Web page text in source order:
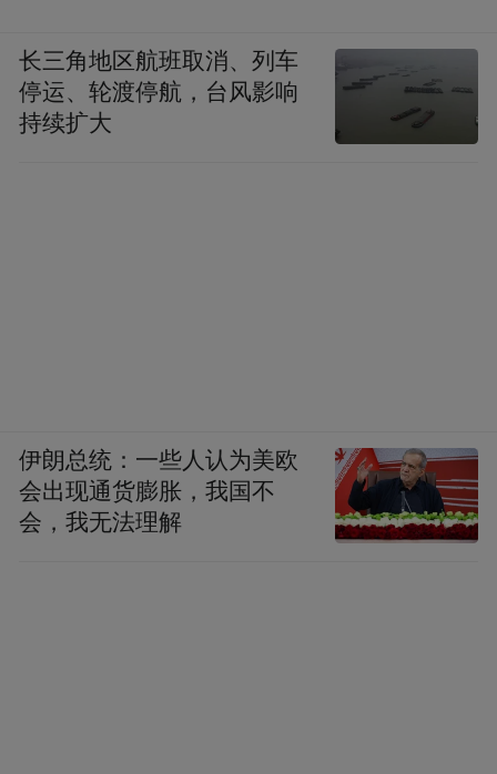
长三角地区航班取消、列车
停运、轮渡停航，台风影响
持续扩大
伊朗总统：一些人认为美欧
会出现通货膨胀，我国不
会，我无法理解